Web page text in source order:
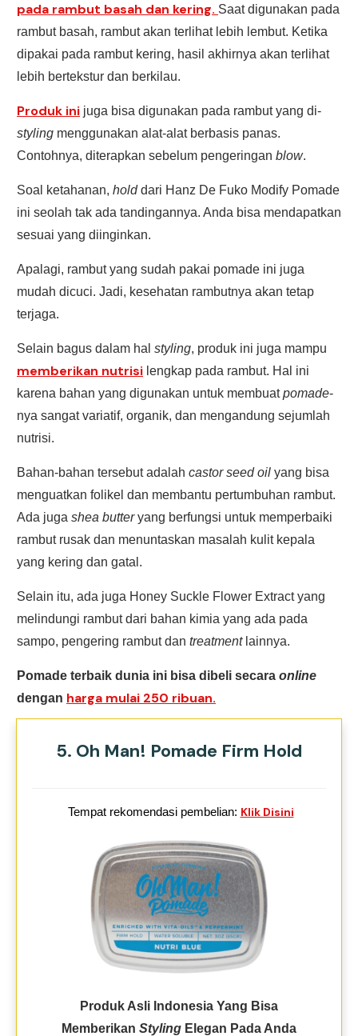
pada rambut basah dan kering. Saat digunakan pada
rambut basah, rambut akan terlihat lebih lembut. Ketika
dipakai pada rambut kering, hasil akhirnya akan terlihat
lebih bertekstur dan berkilau.
Produk ini juga bisa digunakan pada rambut yang di-
styling menggunakan alat-alat berbasis panas.
Contohnya, diterapkan sebelum pengeringan blow.
Soal ketahanan, holddari Hanz De Fuko Modify Pomade
ini seolah tak ada tandingannya. Anda bisa mendapatkan
sesuai yang diinginkan.
Apalagi, rambut yang sudah pakai pomade ini juga
mudah dicuci. Jadi, kesehatan rambutnya akan tetap
terjaga.
Selain bagus dalam hal styling, produk ini juga mampu
memberikan nutrisi lengkap pada rambut. Hal ini
karena bahan yang digunakan untuk membuatpomade-
nya sangat variatif, organik, dan mengandung sejumlah
nutrisi.
Bahan-bahan tersebut adalah castor seed oil yang bisa
menguatkan folikel dan membantu pertumbuhan rambut.
Ada juga shea butteryang berfungsi untuk memperbaiki
rambut rusak dan menuntaskan masalah kulit kepala
yang kering dan gatal.
Selain itu, ada juga Honey Suckle Flower Extract yang
melindungi rambut dari bahan kimia yang ada pada
sampo, pengering rambut dan treatmentlainnya.
Pomade terbaik dunia ini bisa dibeli secara online
dengan harga mulai 250 ribuan.
5. Oh Man! Pomade Firm Hold
Tempat rekomendasi pembelian: Klik Disini
Produk Asli Indonesia Yang Bisa
Memberikan Styling Elegan Pada Anda